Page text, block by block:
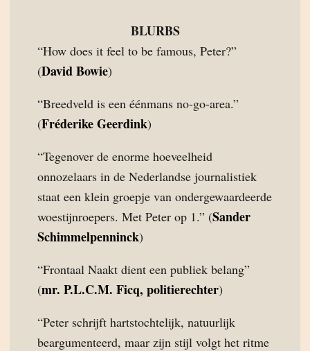
BLURBS
“How does it feel to be famous, Peter?”
(David Bowie)
“Breedveld is een éénmans no-go-area.”
(Fréderike Geerdink)
“Tegenover de enorme hoeveelheid
onnozelaars in de Nederlandse journalistiek
staat een klein groepje van ondergewaardeerde
woestijnroepers. Met Peter op 1.” (Sander
Schimmelpenninck)
“Frontaal Naakt dient een publiek belang”
(mr. P.L.C.M. Ficq, politierechter)
“Peter schrijft hartstochtelijk, natuurlijk
beargumenteerd, maar zijn stijl volgt het ritme